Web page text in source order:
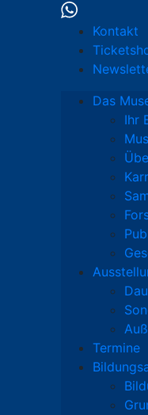
Kontakt
Das
Ihr
Termine